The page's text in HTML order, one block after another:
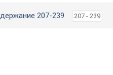
207-239 207 - 239